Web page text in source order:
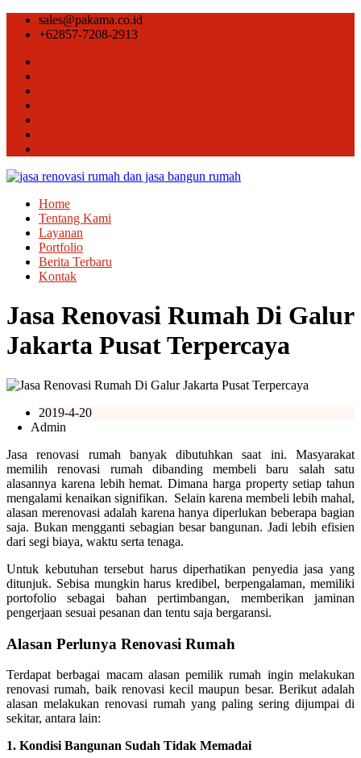
sales@pakama.co.id
+62857-7208-2913
Home
Tentang Kami
Layanan
Portfolio
Berita Terbaru
Kontak
Jasa Renovasi Rumah Di Galur
Jakarta Pusat Terpercaya
2019-4-20
Admin
Jasa renovasi rumah banyak dibutuhkan saat ini. Masyarakat
memilih renovasi rumah dibanding membeli baru salah satu
alasannya karena lebih hemat. Dimana harga property setiap tahun
mengalami kenaikan signifikan. Selain karena membeli lebih mahal,
alasan merenovasi adalah karena hanya diperlukan beberapa bagian
saja. Bukan mengganti sebagian besar bangunan. Jadi lebih efisien
dari segi biaya, waktu serta tenaga.
Untuk kebutuhan tersebut harus diperhatikan penyedia jasa yang
ditunjuk. Sebisa mungkin harus kredibel, berpengalaman, memiliki
portofolio sebagai bahan pertimbangan, memberikan jaminan
pengerjaan sesuai pesanan dan tentu saja bergaransi.
Alasan Perlunya Renovasi Rumah
Terdapat berbagai macam alasan pemilik rumah ingin melakukan
renovasi rumah, baik renovasi kecil maupun besar. Berikut adalah
alasan melakukan renovasi rumah yang paling sering dijumpai di
sekitar, antara lain:
1. Kondisi Bangunan Sudah Tidak Memadai